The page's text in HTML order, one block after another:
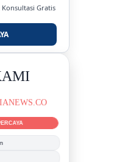
Konsultasi Gratis